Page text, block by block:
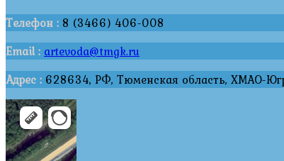
Телефон : 8 (3466) 406-008
Email : artevoda@tmgk.ru
Адрес : 628634, РФ, Тюменская область, ХМАО-